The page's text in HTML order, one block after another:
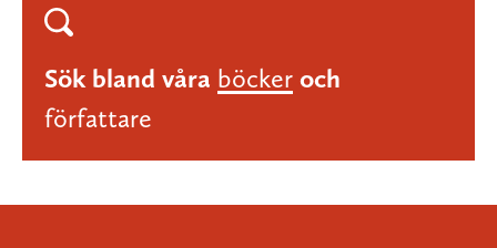
Sök bland våra böcker och
författare